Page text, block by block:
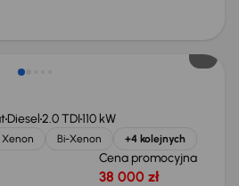
Diesel2.0 TDI110 kW
Xenon Bi-Xenon +4 kolejnych
Cena promocyjna
38 000 zł